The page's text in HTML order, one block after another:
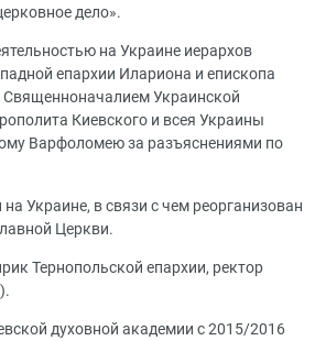
дело».
на Украине иерархов
епархии Илариона и епископа
Украинской
Киевского и всея Украины
Варфоломею за разъяснениями по
Украине, в связи с чем реорганизован
Церкви.
Тернопольской епархии, ректор
духовной академии с 2015/2016